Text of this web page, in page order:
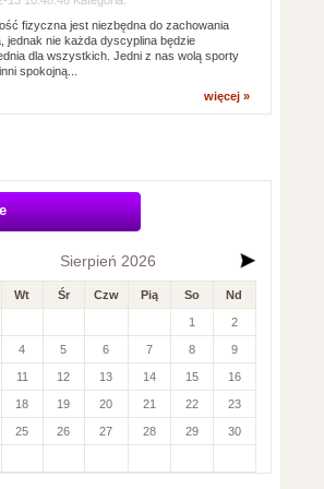
fizyczna jest niezbędna do zachowania
jednak nie każda dyscyplina będzie
dla wszystkich. Jedni z nas wolą sporty
spokojną...
więcej »
Sierpień 2026
Wt Śr Czw Pią So Nd
1 2
4 5 6 7 8 9
11 12 13 14 15 16
18 19 20 21 22 23
25 26 27 28 29 30